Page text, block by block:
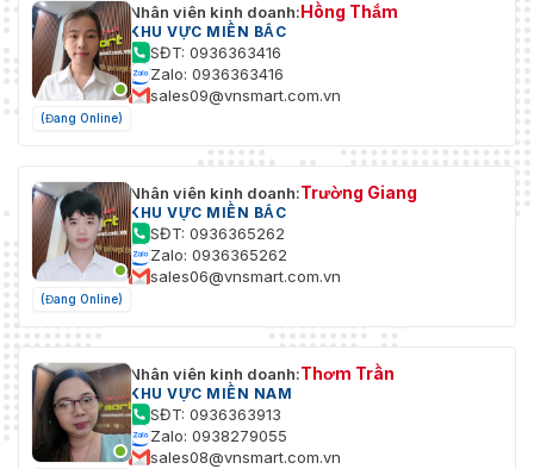
(Đang Online)
Nhân viên kinh doanh:Hồng Thắm
KHU VỰC MIỀN BẮC
SĐT: 0936363416
Zalo: 0936363416
sales09@vnsmart.com.vn
(Đang Online)
Nhân viên kinh doanh:Trường Giang
KHU VỰC MIỀN BẮC
SĐT: 0936365262
Zalo: 0936365262
sales06@vnsmart.com.vn
Nhân viên kinh doanh:Thơm Trần
KHU VỰC MIỀN NAM
SĐT: 0936363913
Zalo: 0938279055
sales08@vnsmart.com.vn